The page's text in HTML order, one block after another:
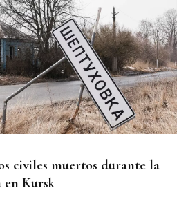
civiles muertos durante la
en Kursk